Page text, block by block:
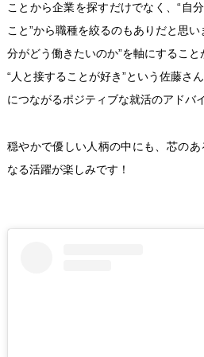
ことから企業を探すだけでなく、“自
こと”から職種を絞るのもありだと思
分がどう働きたいのか”を軸にすること
“人と接することが好き”という佐藤さ
につながるポジティブな就活のアドバ
穏やかで優しい人柄の中にも、芯の
なる活躍が楽しみです！